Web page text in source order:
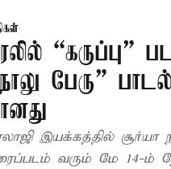
“கருப்பு”
பேரு” பாடல்
இயக்கத்தில் சூர்யா
வரும் மே 14-ம்